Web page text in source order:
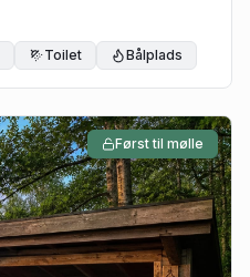
Toilet Bålplads
Først til mølle